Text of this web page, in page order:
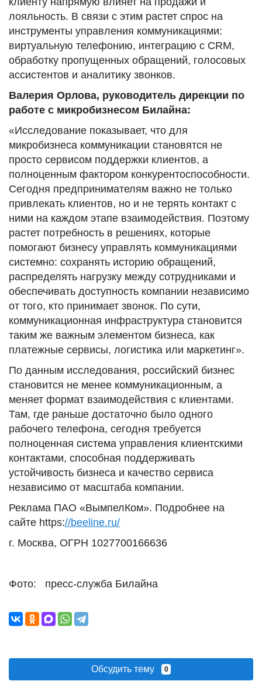
лояльность. В связи с этим растет спрос на
инструменты управления коммуникациями:
виртуальную телефонию, интеграцию с CRM,
обработку пропущенных обращений, голосовых
ассистентов и аналитику звонков.
Валерия Орлова, руководитель дирекции по
работе с микробизнесом Билайна:
«Исследование показывает, что для
микробизнеса коммуникации становятся не
просто сервисом поддержки клиентов, а
полноценным фактором конкурентоспособности.
Сегодня предпринимателям важно не только
привлекать клиентов, но и не терять контакт с
ними на каждом этапе взаимодействия. Поэтому
растет потребность в решениях, которые
помогают бизнесу управлять коммуникациями
системно: сохранять историю обращений,
распределять нагрузку между сотрудниками и
обеспечивать доступность компании независимо
от того, кто принимает звонок. По сути,
коммуникационная инфраструктура становится
таким же важным элементом бизнеса, как
платежные сервисы, логистика или маркетинг».
По данным исследования, российский бизнес
становится не менее коммуникационным, а
меняет формат взаимодействия с клиентами.
Там, где раньше достаточно было одного
рабочего телефона, сегодня требуется
полноценная система управления клиентскими
контактами, способная поддерживать
устойчивость бизнеса и качество сервиса
независимо от масштаба компании.
Реклама ПАО «ВымпелКом». Подробнее на
сайте https://beeline.ru/
г. Москва, ОГРН 1027700166636
Фото: пресс-служба Билайна
Обсудить тему 0